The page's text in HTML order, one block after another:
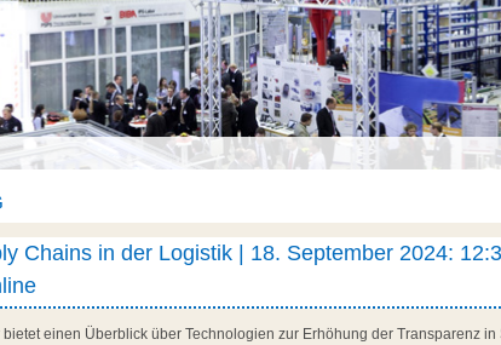
Chains in der Logistik | 18. September 2024:
einen Überblick über Technologien zur Erhöhung der Transparenz in